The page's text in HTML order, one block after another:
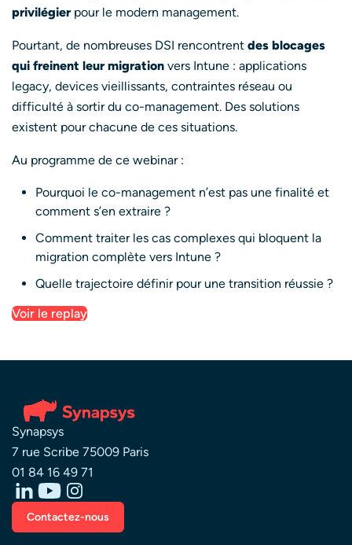
privilégierpour le modern management.
Pourtant, de nombreuses DSI rencontrent des blocages
qui freinent leur migration vers Intune : applications
legacy, devices vieillissants, contraintes réseau ou
difficulté à sortir du co-management. Des solutions
existent pour chacune de ces situations.
Au programme de ce webinar :
Pourquoi le co-management n’est pas une finalité et
comment s’en extraire ?
Comment traiter les cas complexes qui bloquent la
migration complète vers Intune ?
Quelle trajectoire définir pour une transition réussie ?
Voir le replay
Synapsys
7 rue Scribe 75009 Paris
01 84 16 49 71
Contactez-nous